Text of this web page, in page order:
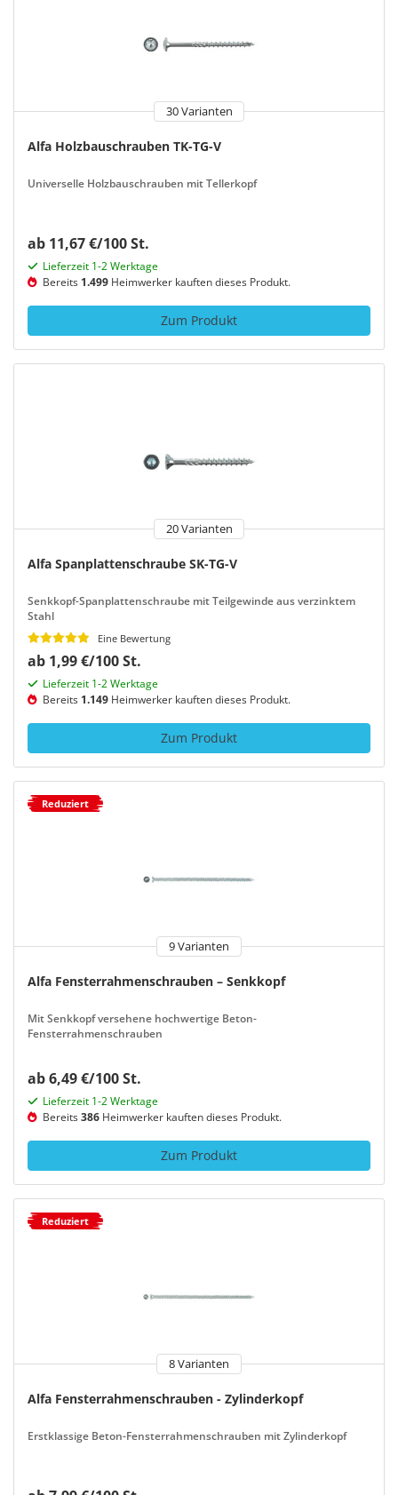
30 Varianten
Alfa Holzbauschrauben TK-TG-V
Universelle Holzbauschrauben mit Tellerkopf
ab 11,67 €/100 St.
Lieferzeit 1-2 Werktage
Bereits 1.499 Heimwerker kauften dieses Produkt.
Zum Produkt
20 Varianten
Alfa Spanplattenschraube SK-TG-V
Senkkopf-Spanplattenschraube mit Teilgewinde aus verzinktem
Stahl
Eine Bewertung
ab 1,99 €/100 St.
Lieferzeit 1-2 Werktage
Bereits 1.149 Heimwerker kauften dieses Produkt.
Zum Produkt
Reduziert
9 Varianten
Alfa Fensterrahmenschrauben – Senkkopf
Mit Senkkopf versehene hochwertige Beton-
Fensterrahmenschrauben
ab 6,49 €/100 St.
Lieferzeit 1-2 Werktage
Bereits386 Heimwerker kauften dieses Produkt.
Zum Produkt
Reduziert
8 Varianten
Alfa Fensterrahmenschrauben - Zylinderkopf
Erstklassige Beton-Fensterrahmenschrauben mit Zylinderkopf